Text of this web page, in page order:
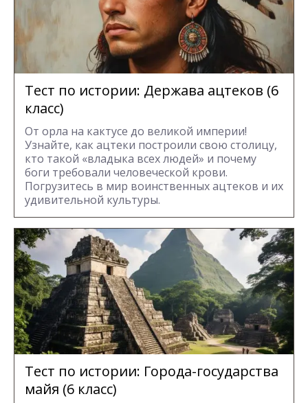
Тест по истории: Держава ацтеков (6
класс)
От орла на кактусе до великой империи!
Узнайте, как ацтеки построили свою столицу,
кто такой «владыка всех людей» и почему
боги требовали человеческой крови.
Погрузитесь в мир воинственных ацтеков и их
удивительной культуры.
Тест по истории: Города-государства
майя (6 класс)